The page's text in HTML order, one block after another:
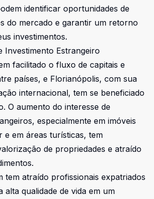
identificar oportunidades de
do mercado e garantir um retorno
investimentos.
Investimento Estrangeiro
facilitado o fluxo de capitais e
países, e Florianópolis, com sua
internacional, tem se beneficiado
O aumento do interesse de
especialmente em imóveis
e em áreas turísticas, tem
de propriedades e atraído
tem atraído profissionais expatriados
alta qualidade de vida em um